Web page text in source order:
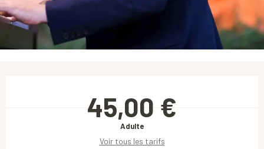
45,00 €
Adulte
Voir tous les tarifs